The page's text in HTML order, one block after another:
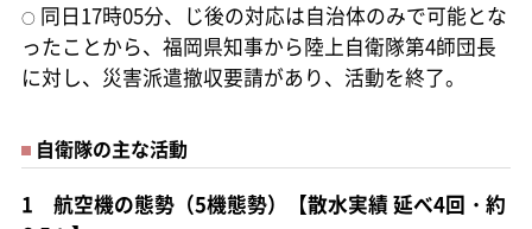
○同日17時05分、じ後の対応は自治体のみで可能とな
ったことから、福岡県知事から陸上自衛隊第4師団長
に対し、災害派遣撤収要請があり、活動を終了。
自衛隊の主な活動
1 航空機の態勢（5機態勢）【散水実績 延べ4回・約